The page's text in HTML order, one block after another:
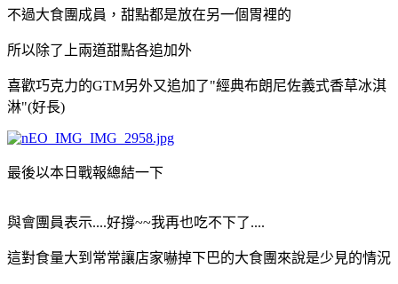
不過大食團成員，甜點都是放在另一個胃裡的
所以除了上兩道甜點各追加外
喜歡巧克力的GTM另外又追加了"經典布朗尼佐義式香草冰淇
淋"(好長)
最後以本日戰報總結一下
與會團員表示....好撐~~我再也吃不下了....
這對食量大到常常讓店家嚇掉下巴的大食團來說是少見的情況